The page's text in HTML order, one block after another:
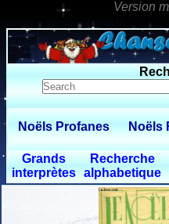
0
Noëls Profanes Noëls
Grands
interprètes
Recherche
alphabetique